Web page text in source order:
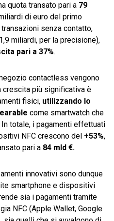
quota transato pari a 79
di euro del primo
senza contatto,
miliardi, per la precisione),
pari a 37%.
contactless vengono
crescita più significativa è
fisici, utilizzando lo
come smartwatch che
In totale, i pagamenti effettuati
NFC crescono del +53%,
pari a 84 mld €.
innovativi sono dunque
smartphone e dispositivi
sia i pagamenti tramite
NFC (Apple Wallet, Google